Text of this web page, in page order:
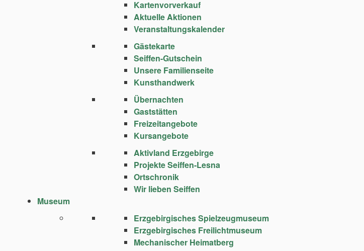
Kartenvorverkauf
Aktuelle Aktionen
Veranstaltungskalender
Gästekarte
Seiffen-Gutschein
Unsere Familienseite
Kunsthandwerk
Übernachten
Gaststätten
Freizeitangebote
Kursangebote
Aktivland Erzgebirge
Projekte Seiffen-Lesna
Ortschronik
Wir lieben Seiffen
Museum
Erzgebirgisches Spielzeugmuseum
Erzgebirgisches Freilichtmuseum
Mechanischer Heimatberg